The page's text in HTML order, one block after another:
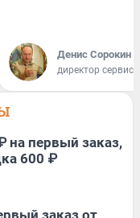
Денис Сорокин
директор
на первый заказ,
600 ₽
заказ от